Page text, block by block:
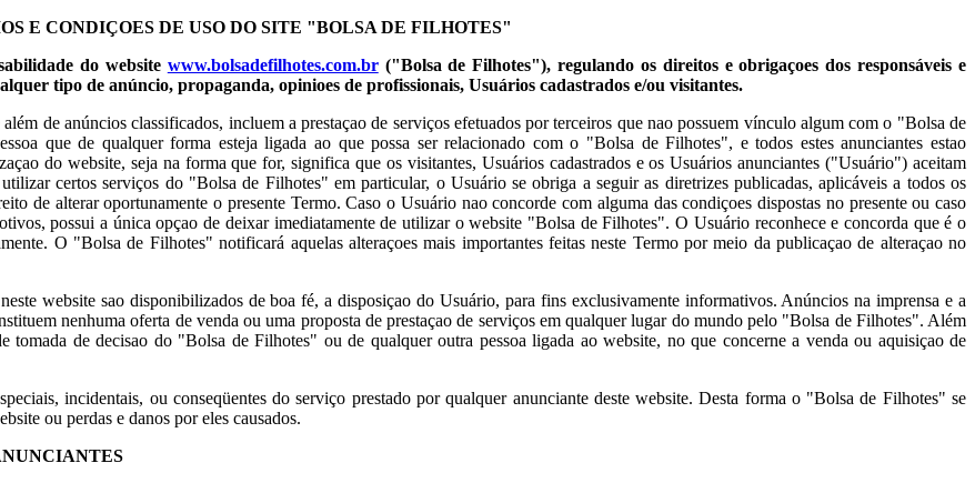
E CONDIÇOES DE USO DO SITE "BOLSA DE FILHOTES"
do website www.bolsadefilhotes.com.br("Bolsa de Filhotes"), regulando os direitos e obrigaçoes dos responsáveis e
tipo de anúncio, propaganda, opinioes de profissionais, Usuários cadastrados e/ou visitantes.
de anúncios classificados, incluem a prestaçao de serviços efetuados por terceiros que nao possuem vínculo algum com o "Bolsa de
que de qualquer forma esteja ligada ao que possa ser relacionado com o "Bolsa de Filhotes", e todos estes anunciantes estao
do website, seja na forma que for, significa que os visitantes, Usuários cadastrados e os Usuários anunciantes ("Usuário") aceitam
certos serviços do "Bolsa de Filhotes" em particular, o Usuário se obriga a seguir as diretrizes publicadas, aplicáveis a todos os
de alterar oportunamente o presente Termo. Caso o Usuário nao concorde com alguma das condiçoes dispostas no presente ou caso
possui a única opçao de deixar imediatamente de utilizar o website "Bolsa de Filhotes". O Usuário reconhece e concorda que é o
O "Bolsa de Filhotes" notificará aquelas alteraçoes mais importantes feitas neste Termo por meio da publicaçao de alteraçao no
website sao disponibilizados de boa fé, a disposiçao do Usuário, para fins exclusivamente informativos. Anúncios na imprensa e a
nenhuma oferta de venda ou uma proposta de prestaçao de serviços em qualquer lugar do mundo pelo "Bolsa de Filhotes". Além
tomada de decisao do "Bolsa de Filhotes" ou de qualquer outra pessoa ligada ao website, no que concerne a venda ou aquisiçao de
incidentais, ou conseqüentes do serviço prestado por qualquer anunciante deste website. Desta forma o "Bolsa de Filhotes" se
ou perdas e danos por eles causados.